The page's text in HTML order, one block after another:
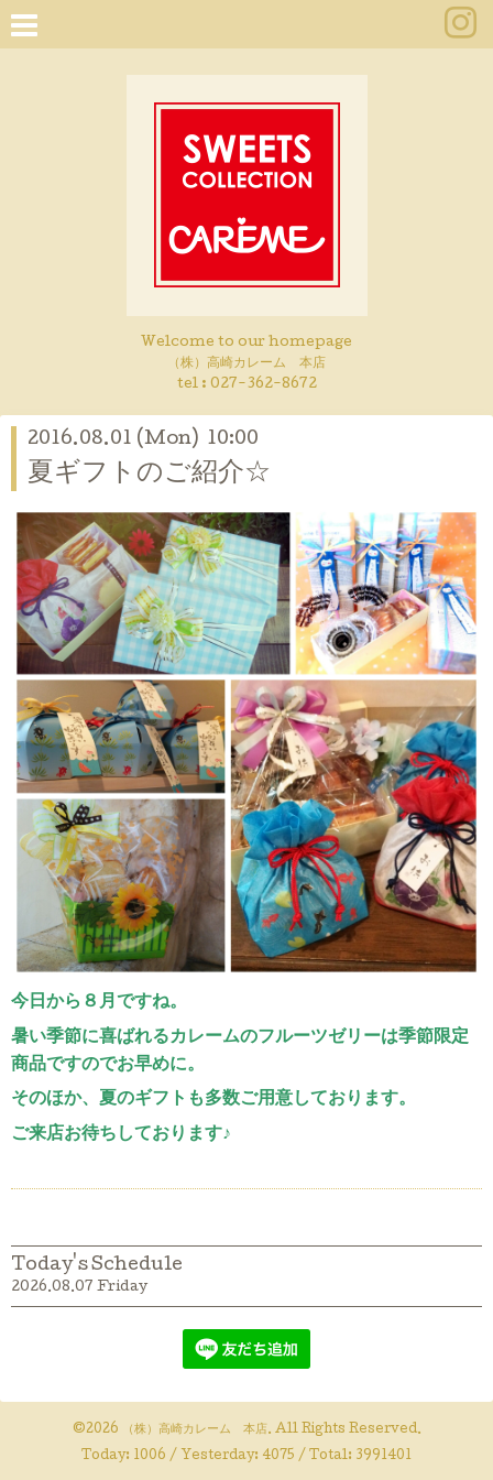
Welcome to our homepage
（株）高崎カレーム 本店
tel : 027-362-8672
2016.08.01 (Mon) 10:00
夏ギフトのご紹介☆
今日から８月ですね。
暑い季節に喜ばれるカレームのフルーツゼリーは季節限定
商品ですのでお早めに。
そのほか、夏のギフトも多数ご用意しております。
ご来店お待ちしております♪
Today's Schedule
2026.08.07 Friday
©2026 （株）高崎カレーム 本店. All Rights Reserved.
Today: 1006 / Yesterday: 4075 / Total: 3991401